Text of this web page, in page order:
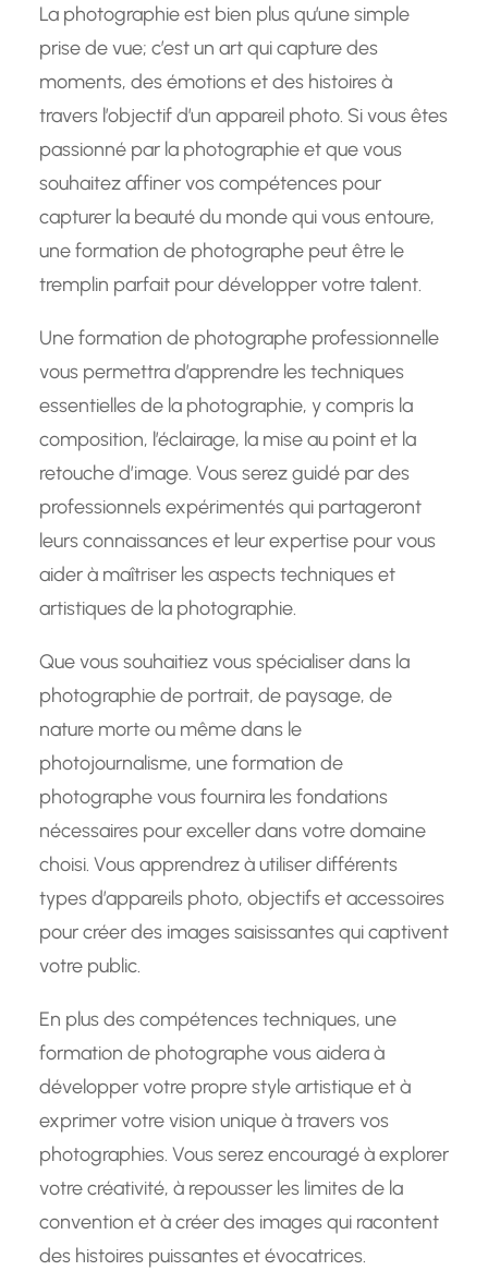
La photographie est bien plus qu’une simple
prise de vue; c’est un art qui capture des
moments, des émotions et des histoires à
travers l’objectif d’un appareil photo. Si vous êtes
passionné par la photographie et que vous
souhaitez affiner vos compétences pour
capturer la beauté du monde qui vous entoure,
une formation de photographe peut être le
tremplin parfait pour développer votre talent.
Une formation de photographe professionnelle
vous permettra d’apprendre les techniques
essentielles de la photographie, y compris la
composition, l’éclairage, la mise au point et la
retouche d’image. Vous serez guidé par des
professionnels expérimentés qui partageront
leurs connaissances et leur expertise pour vous
aider à maîtriser les aspects techniques et
artistiques de la photographie.
Que vous souhaitiez vous spécialiser dans la
photographie de portrait, de paysage, de
nature morte ou même dans le
photojournalisme, une formation de
photographe vous fournira les fondations
nécessaires pour exceller dans votre domaine
choisi. Vous apprendrez à utiliser différents
types d’appareils photo, objectifs et accessoires
pour créer des images saisissantes qui captivent
votre public.
En plus des compétences techniques, une
formation de photographe vous aidera à
développer votre propre style artistique et à
exprimer votre vision unique à travers vos
photographies. Vous serez encouragé à explorer
votre créativité, à repousser les limites de la
convention et à créer des images qui racontent
des histoires puissantes et évocatrices.